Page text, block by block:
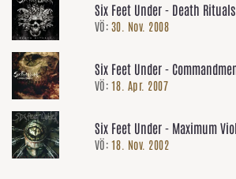
Six Feet Under - Death Rituals
VÖ: 30. Nov. 2008
Six Feet Under -
VÖ: 18. Apr. 2007
Six Feet Under - Maximum
VÖ: 18. Nov. 2002